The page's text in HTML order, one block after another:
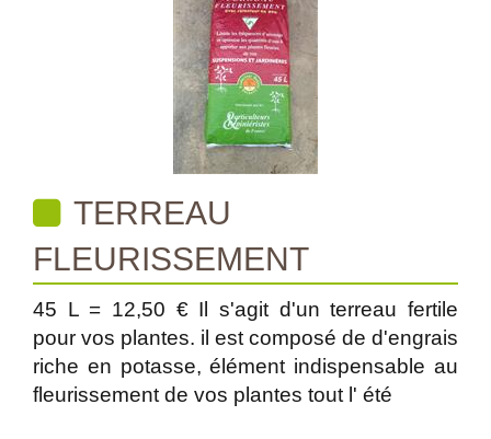
TERREAU
FLEURISSEMENT
45 L = 12,50 € Il s'agit d'un terreau fertile
pour vos plantes. il est composé de d'engrais
riche en potasse, élément indispensable au
fleurissement de vos plantes tout l' été